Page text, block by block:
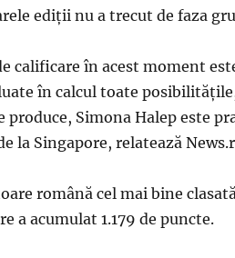
ediţii nu a trecut de faza
calificare în acest moment
în calcul toate
produce, Simona Halep este
la Singapore, relatează
română cel mai bine
a acumulat 1.179 de puncte.